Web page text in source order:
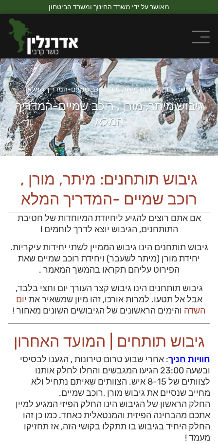
מאושר על ידי משרד החינוך ומשרד הביטחון
כושר קרבי»גיבוש מיתר, מורן , רוכב שמיים-המדריך המלא
גיבוש מיתר, מורן , רוכב שמיים-המדריך
המלא
גיבוש תותחנים: מיתר, מורן ,
רוכב שמיים -המדריך המלא
אם אתם רוצים להגיע ליחיודת המיוחדות של חטיבת
התותחנים, הגיבוש יוצא לדרך לוחמים !
גיבוש תותחנים הינו גיבוש הממיין לשתי יחידות עיקריות.
יחידת מורן (מיתר לשעבר) ויחידת רוכב שמיים שאת
הפירוט עליהם תקראו בהמשך המאמר .
גיבוש תותחנים הינו גיבוש קצר העורך יום וחצי בלבד,
אבל אל תטעו. למרות אורכו, זהו מיון שמשאיר את יום
השדה והימים הראשונים של הגיבושים השונים מאחור !
גיבוש תותחים | המועד האחרון
חוויות חניך: אחרי שבוע טרום טירונות , הגענו לבסיסי
ובשעה 23:00 הגיעו המגבשים והחלו לחלק אותנו
לצוותים של 8-15 איש. הצוותים שאיתם נתחיל ולא
מחייב שנסיים את גיבוש מורן ,רוכב שמיים.
החלק הראשון של הגיבוש הינו החלק הפיזי המגיע למיין
אתכם מהבחינה הפיזית והמנטאלית כאחד. כמו כן זהו
החלק היחיד בגיבוש בו תתקלו בקושי הזה, אז תחזיקו
מעמד !